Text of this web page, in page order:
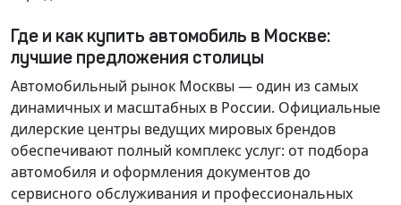
Где и как купить автомобиль в Москве:
лучшие предложения столицы
Автомобильный рынок Москвы — один из самых
динамичных и масштабных в России. Официальные
дилерские центры ведущих мировых брендов
обеспечивают полный комплекс услуг: от подбора
автомобиля и оформления документов до
сервисного обслуживания и профессиональных